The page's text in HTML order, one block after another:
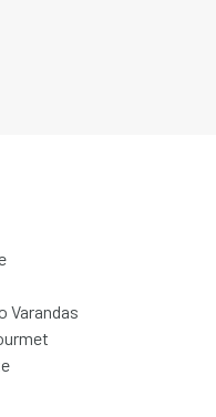
Varandas